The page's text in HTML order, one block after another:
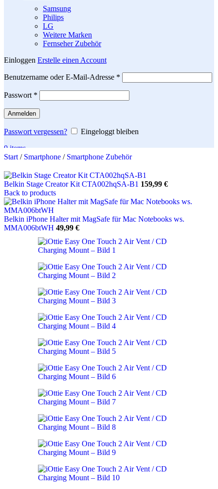
Samsung
Philips
LG
Weitere Marken
Fernseher Zubehör
Einloggen Erstelle einen Account
Benutzername oder E-Mail-Adresse *
Passwort *
Anmelden
Passwort vergessen?
Eingeloggt bleiben
0items
Search
Start / Smartphone / Smartphone Zubehör
Belkin Stage Creator Kit CTA002hqSA-B1 159,99 €
Back to products
Belkin iPhone Halter mit MagSafe für Mac Notebooks ws.
MMA006btWH 49,99 €